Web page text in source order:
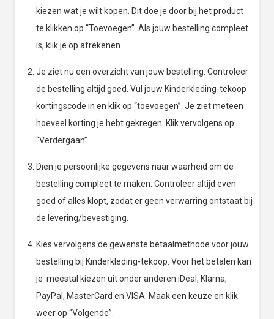
kiezen wat je wilt kopen. Dit doe je door bij het product
te klikken op “Toevoegen”. Als jouw bestelling compleet
is, klik je op afrekenen.
Je ziet nu een overzicht van jouw bestelling. Controleer
de bestelling altijd goed. Vul jouw Kinderkleding-tekoop
kortingscode in en klik op “toevoegen”. Je ziet meteen
hoeveel korting je hebt gekregen. Klik vervolgens op
“Verdergaan”.
Dien je persoonlijke gegevens naar waarheid om de
bestelling compleet te maken. Controleer altijd even
goed of alles klopt, zodat er geen verwarring ontstaat bij
de levering/bevestiging.
Kies vervolgens de gewenste betaalmethode voor jouw
bestelling bij Kinderkleding-tekoop. Voor het betalen kan
je meestal kiezen uit onder anderen iDeal, Klarna,
PayPal, MasterCard en VISA. Maak een keuze en klik
weer op “Volgende”.